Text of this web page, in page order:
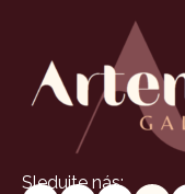
Sledujte nás: